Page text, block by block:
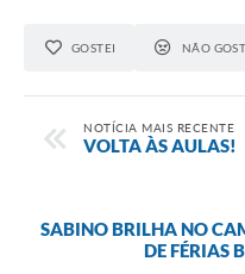
GOSTEI NÃO
NOTÍCIA MAIS RECENTE
VOLTA ÀS AULAS!
SABINO BRILHA NO
DE FÉRIAS